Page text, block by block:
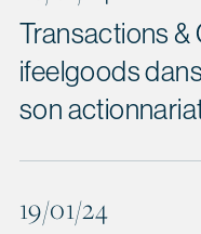
Transactions &
ifeelgoods
son
19/01/24